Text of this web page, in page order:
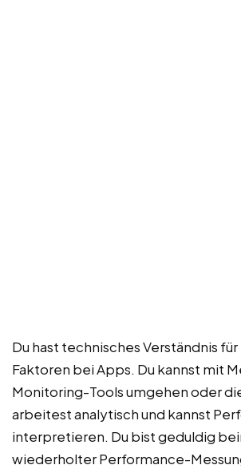
Du hast technisches Verständnis
Faktoren bei Apps. Du kannst mit
Monitoring-Tools umgehen oder
arbeitest analytisch und kannst
interpretieren. Du bist geduldig
wiederholter Performance-